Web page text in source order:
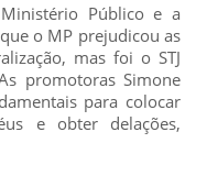
Público e a
o MP prejudicou as
mas foi o STJ
promotoras Simone
para colocar
e obter delações,